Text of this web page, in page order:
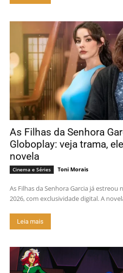
As Filhas da Senhora
Globoplay: veja trama,
novela
Cinema e Séries Toni Morais
As Filhas da Senhora Garcia já
2026, com exclusividade digital. A
Leia mais